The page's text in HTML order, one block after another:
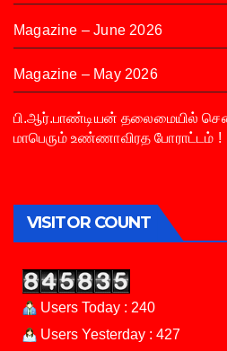
Magazine – June 2026
Magazine – May 2026
பி.ஆர்.பாண்டியன் தலைமையில்
மாபெரும் உண்ணாவிரத போராட்டம் !
VISITOR COUNT
Users Today : 240
Users Yesterday : 427